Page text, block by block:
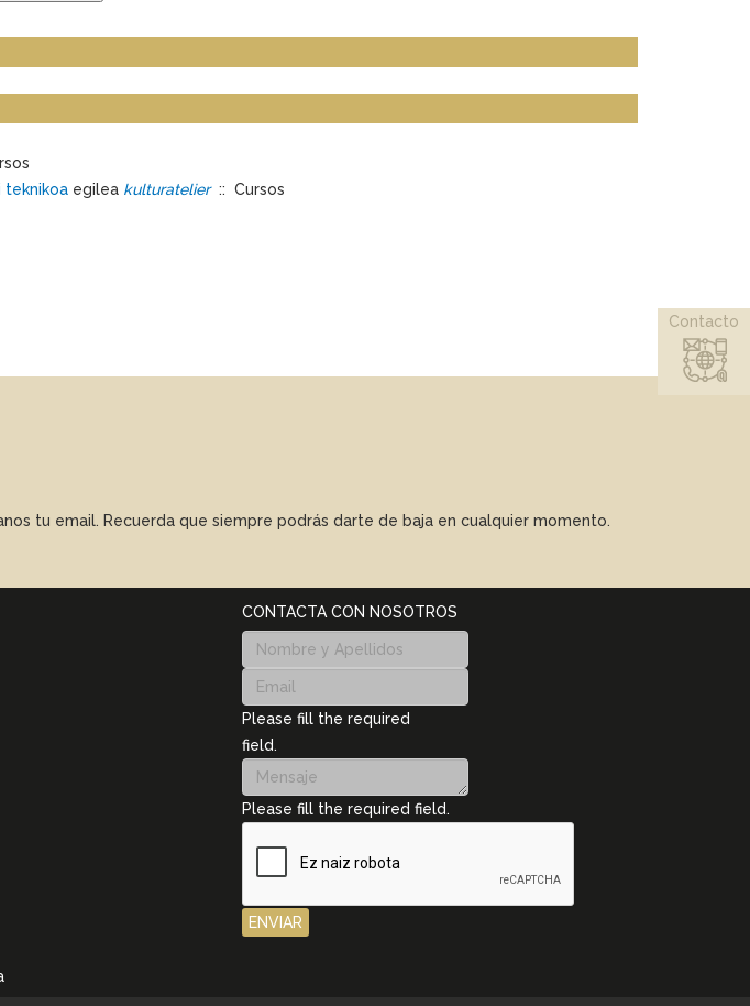
teknikoa egilea kulturatelier:: Cursos
tu email. Recuerda que siempre podrás darte de baja en cualquier momento.
CONTACTA CON NOSOTROS
Please fill the required
field.
Please fill the required field.
ENVIAR
Contacto